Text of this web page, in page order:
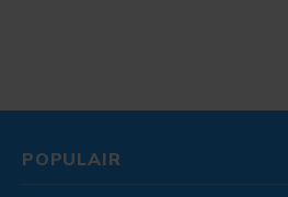
POPULAIR